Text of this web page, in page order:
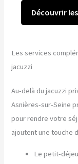
Découvrir
Les services
jacuzzi
Au-delà du jacuzzi
Asnières-sur-Seine
pour rendre votre
ajoutent une touche
Le petit-